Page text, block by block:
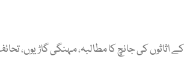
کی جانچ کا مطالبہ، مہنگی گاڑیوں،